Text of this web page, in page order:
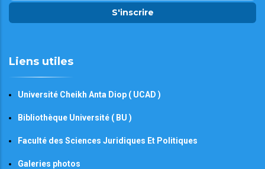
S'inscrire
Liens utiles
Université Cheikh Anta Diop ( UCAD )
Bibliothèque Université ( BU )
Faculté des Sciences Juridiques Et Politiques
Galeries photos